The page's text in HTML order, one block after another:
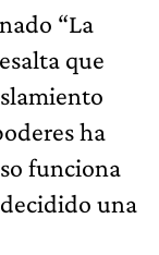
“La
que
ha
funciona
una